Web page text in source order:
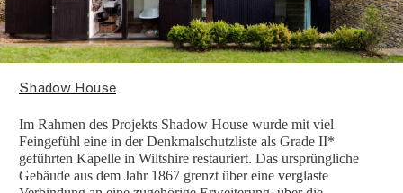
Shadow House
Im Rahmen des Projekts Shadow House wurde mit viel
Feingefühl eine in der Denkmalschutzliste als Grade II*
geführten Kapelle in Wiltshire restauriert. Das ursprüngliche
Gebäude aus dem Jahr 1867 grenzt über eine verglaste